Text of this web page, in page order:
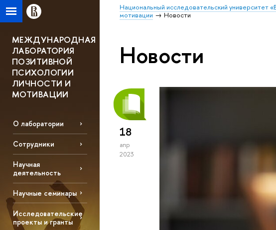
Национальный исследовательский университет
мотивации
Новости
МЕЖДУНАРОДНАЯ
ЛАБОРАТОРИЯ
ПОЗИТИВНОЙ
ПСИХОЛОГИИ
ЛИЧНОСТИ И
МОТИВАЦИИ
О лаборатории
Сотрудники
Научная
деятельность
Научные семинары
Исследовательские
проекты и гранты
Новости
18
апр
2023